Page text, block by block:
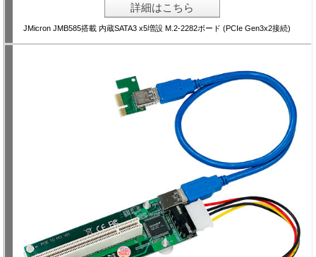
詳細はこちら
JMicron JMB585搭載 内蔵SATA3 x5増設 M.2-2282ボード (PCIe Gen3x2接続)